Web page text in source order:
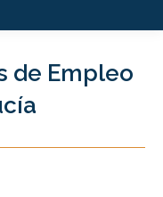
de Empleo